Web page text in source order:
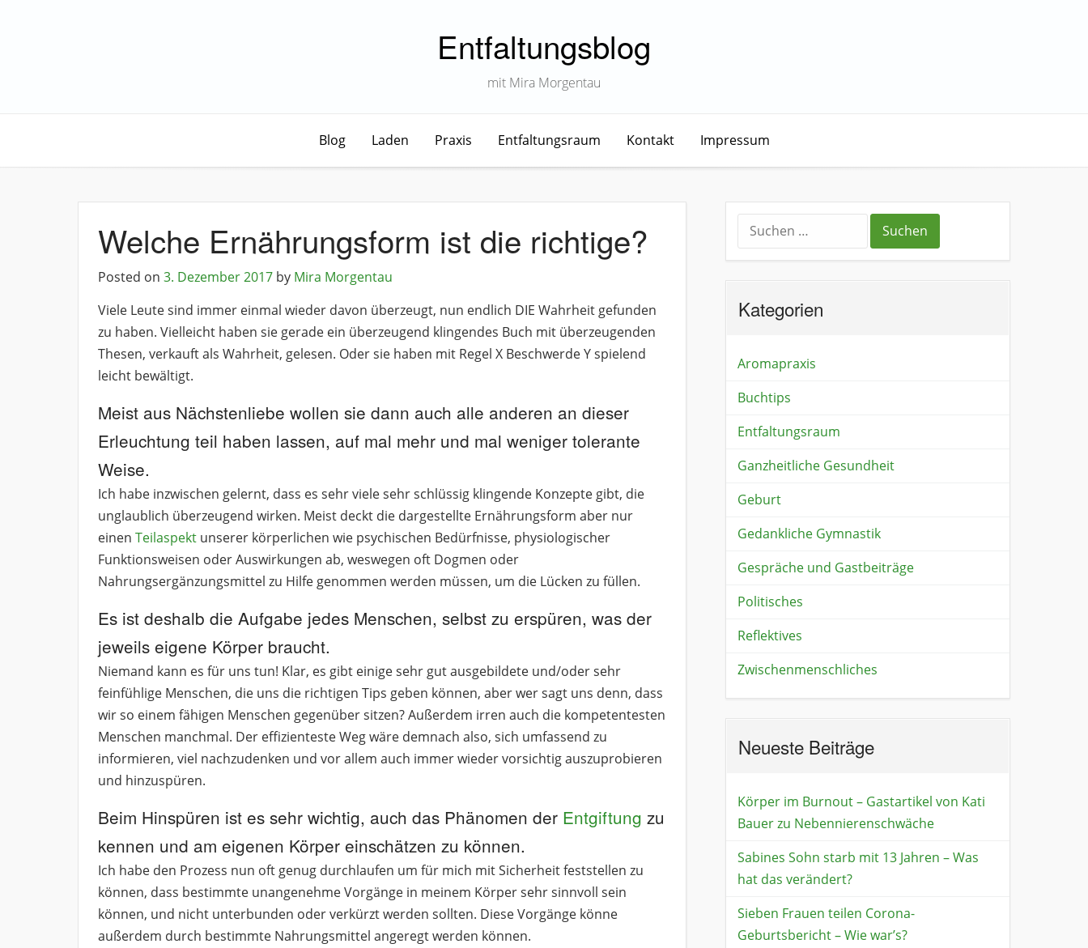
Entfaltungsblog
mit Mira Morgentau
Blog Laden Praxis Entfaltungsraum Kontakt Impressum
Welche Ernährungsform ist die richtige?
Posted on 3. Dezember 2017 by Mira Morgentau
Viele Leute sind immer einmal wieder davon überzeugt, nun endlich DIE Wahrheit gefunden
zu haben. Vielleicht haben sie gerade ein überzeugend klingendes Buch mit überzeugenden
Thesen, verkauft als Wahrheit, gelesen. Oder sie haben mit Regel X Beschwerde Y spielend
leicht bewältigt.
Meist aus Nächstenliebe wollen sie dann auch alle anderen an dieser
Erleuchtung teil haben lassen, auf mal mehr und mal weniger tolerante
Weise.
Ich habe inzwischen gelernt, dass es sehr viele sehr schlüssig klingende Konzepte gibt, die
unglaublich überzeugend wirken. Meist deckt die dargestellte Ernährungsform aber nur
einen Teilaspekt unserer körperlichen wie psychischen Bedürfnisse, physiologischer
Funktionsweisen oder Auswirkungen ab, weswegen oft Dogmen oder
Nahrungsergänzungsmittel zu Hilfe genommen werden müssen, um die Lücken zu füllen.
Es ist deshalb die Aufgabe jedes Menschen, selbst zu erspüren, was der
jeweils eigene Körper braucht.
Niemand kann es für uns tun! Klar, es gibt einige sehr gut ausgebildete und/oder sehr
feinfühlige Menschen, die uns die richtigen Tips geben können, aber wer sagt uns denn, dass
wir so einem fähigen Menschen gegenüber sitzen? Außerdem irren auch die kompetentesten
Menschen manchmal. Der effizienteste Weg wäre demnach also, sich umfassend zu
informieren, viel nachzudenken und vor allem auch immer wieder vorsichtig auszuprobieren
und hinzuspüren.
Beim Hinspüren ist es sehr wichtig, auch das Phänomen der Entgiftung zu
kennen und am eigenen Körper einschätzen zu können.
Ich habe den Prozess nun oft genug durchlaufen um für mich mit Sicherheit feststellen zu
können, dass bestimmte unangenehme Vorgänge in meinem Körper sehr sinnvoll sein
können, und nicht unterbunden oder verkürzt werden sollten. Diese Vorgänge könne
außerdem durch bestimmte Nahrungsmittel angeregt werden können.
Kategorien
Aromapraxis
Buchtips
Entfaltungsraum
Ganzheitliche Gesundheit
Geburt
Gedankliche Gymnastik
Gespräche und Gastbeiträge
Politisches
Reflektives
Zwischenmenschliches
Neueste Beiträge
Körper im Burnout – Gastartikel von Kati
Bauer zu Nebennierenschwäche
Sabines Sohn starb mit 13 Jahren – Was
hat das verändert?
Sieben Frauen teilen Corona-
Geburtsbericht – Wie war’s?